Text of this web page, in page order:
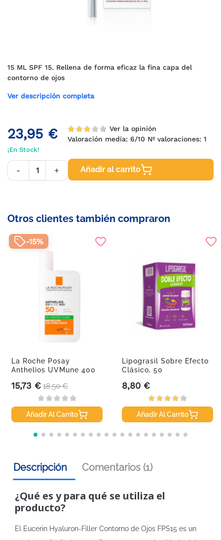
15 ML SPF 15. Rellena de forma eficaz la fina capa del
contorno de ojos
Ver descripción completa
23,95 €
Ver la opinión
Valoración media:6/10 Nº valoraciones:1
¡En Stock!
- + Añadir al carrito
Otros clientes también compraron
La Roche Posay
Anthelios UVMune 400
Precio
15,73 € Precio base
18,50 €
Añadir Al Carrito
-15%
Lipograsil Sobre Efecto
Clásico, 50
Precio
8,80 €
Añadir Al Carrito
Descripción Comentarios (1)
¿Qué es y para qué se utiliza el
producto?
El Eucerin Hyaluron-Filler Contorno de Ojos FPS15 es un